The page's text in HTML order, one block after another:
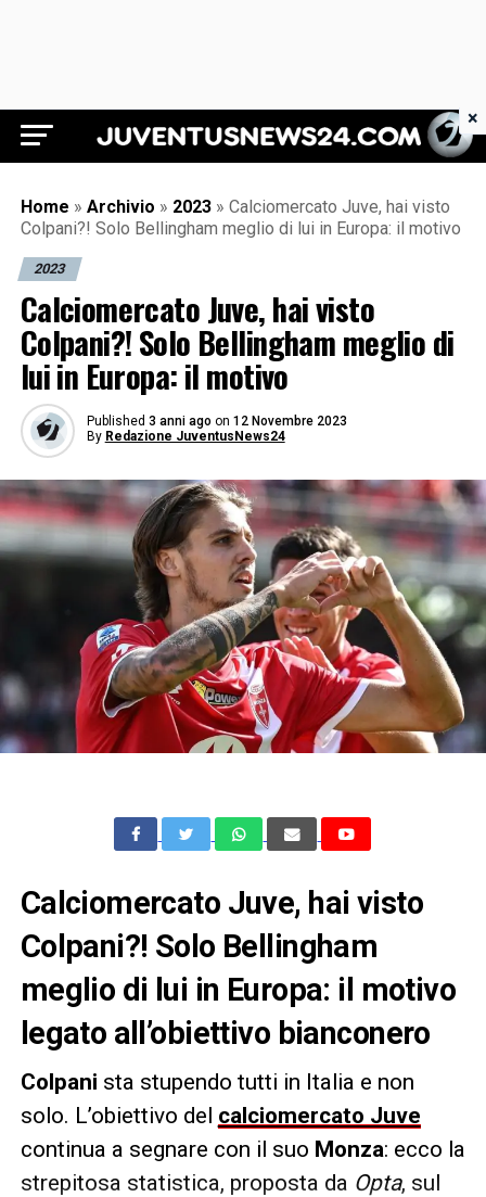
Juventus News 24
Home » Archivio » 2023 » Calciomercato Juve, hai visto
Colpani?! Solo Bellingham meglio di lui in Europa: il motivo
2023
Calciomercato Juve, hai visto
Colpani?! Solo Bellingham meglio di
lui in Europa: il motivo
Published 3 anni ago on 12 Novembre 2023
By Redazione JuventusNews24
Calciomercato Juve, hai visto
Colpani?! Solo Bellingham
meglio di lui in Europa: il motivo
legato all’obiettivo bianconero
Colpani sta stupendo tutti in Italia e non
solo. L’obiettivo del calciomercato Juve
continua a segnare con il suo Monza: ecco la
strepitosa statistica, proposta da Opta, sul
×